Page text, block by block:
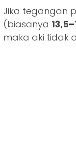
Jika tegangan
(biasanya
maka aki tidak